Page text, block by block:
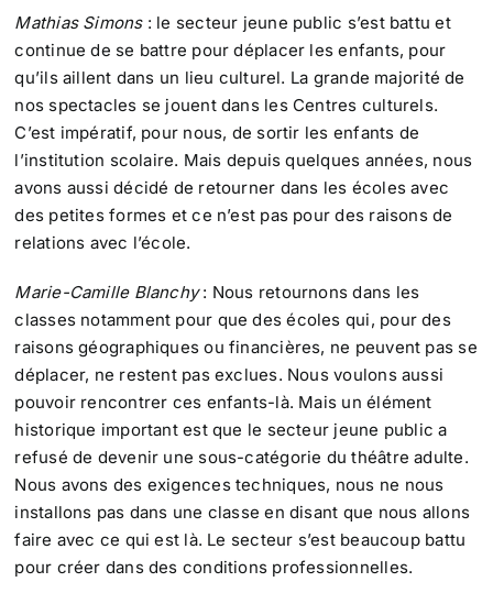
Mathias Simons: le secteur jeune public s’est battu et
continue de se battre pour déplacer les enfants, pour
qu’ils aillent dans un lieu culturel. La grande majorité de
nos spectacles se jouent dans les Centres culturels.
C’est impératif, pour nous, de sortir les enfants de
l’institution scolaire. Mais depuis quelques années, nous
avons aussi décidé de retourner dans les écoles avec
des petites formes et ce n’est pas pour des raisons de
relations avec l’école.
Marie-Camille Blanchy: Nous retournons dans les
classes notamment pour que des écoles qui, pour des
raisons géographiques ou financières, ne peuvent pas se
déplacer, ne restent pas exclues. Nous voulons aussi
pouvoir rencontrer ces enfants-là. Mais un élément
historique important est que le secteur jeune public a
refusé de devenir une sous-catégorie du théâtre adulte.
Nous avons des exigences techniques, nous ne nous
installons pas dans une classe en disant que nous allons
faire avec ce qui est là. Le secteur s’est beaucoup battu
pour créer dans des conditions professionnelles.